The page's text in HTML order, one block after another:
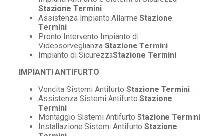
Stazione Termini
Assistenza Impianto Allarme Stazione
Termini
Pronto Intervento Impianto di
Videosorveglianza Stazione Termini
Impianto di SicurezzaStazione Termini
IMPIANTI ANTIFURTO
Vendita Sistemi Antifurto Stazione Termini
Assistenza Sistemi Antifurto Stazione
Termini
Montaggio Sistemi Antifurto Stazione Termini
Installazione Sistemi Antifurto Stazione